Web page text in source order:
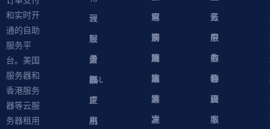
和实时开
通的自助
服务平
台。美国
服务器和
香港服务
器等云服
务器租用
理
服
务
器
云
服
务
器
轻
量
级
应
用
虚
拟
主
机
SSL
证
书
解
决
方
案
育
解
决
方
案
电
商
解
决
方
案
游
戏
解
决
方
网
站
解
决
云
服
务
器
务
中
心
账
户
中
心
服
务
协
议
软
件
脚
本
物
理
服
云
服